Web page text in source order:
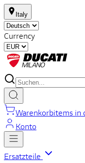
Italy
Currency
Warenkorbitems in
Konto
Ersatzteile